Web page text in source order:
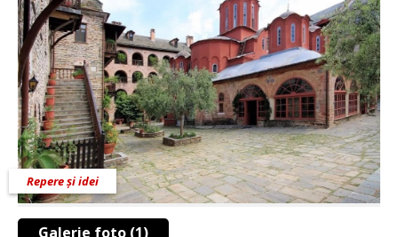
Galerie foto (1)
Repere și idei